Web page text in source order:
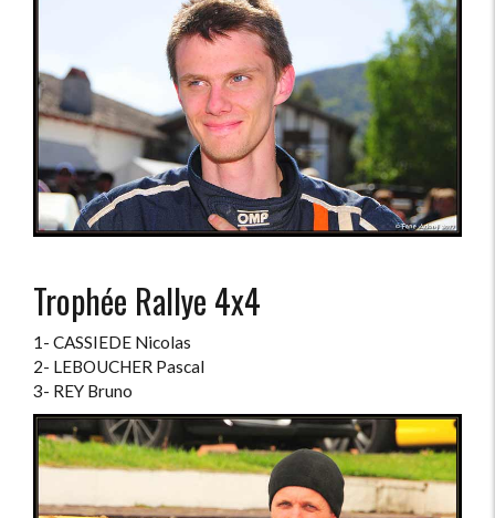
Trophée Rallye 4x4
1- CASSIEDE Nicolas
2- LEBOUCHER Pascal
3- REY Bruno